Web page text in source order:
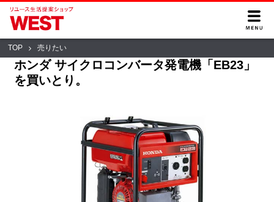
TOP 売りたい
ホンダ サイクロコンバータ発電機「EB23」
を買いとり。